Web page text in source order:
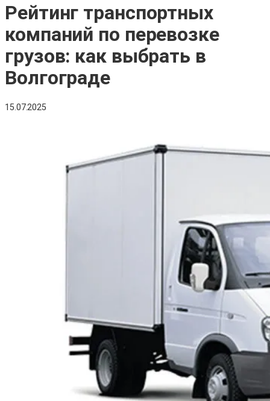
Рейтинг транспортных
компаний по перевозке
грузов: как выбрать в
Волгограде
15.07.2025